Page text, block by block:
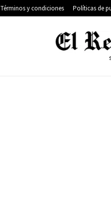
Términos y condiciones Políticas de